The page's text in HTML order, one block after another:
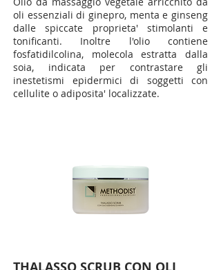
oli essenziali di ginepro, menta e ginseng
dalle spiccate proprieta' stimolanti e
tonificanti. Inoltre l'olio contiene
fosfatidilcolina, molecola estratta dalla
soia, indicata per contrastare gli
inestetismi epidermici di soggetti con
cellulite o adiposita' localizzate.